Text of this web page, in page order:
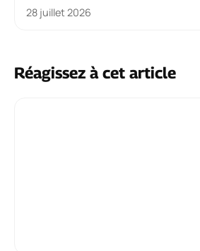
28 juillet 2026
Réagissez à cet article